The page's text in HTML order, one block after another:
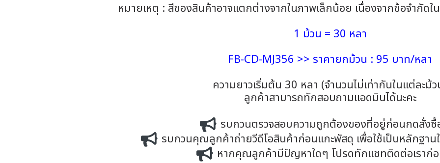
หมายเหตุ : สีของสินค้าอาจแตกต่างจากในภาพเล็กน้อย เนื่องจากข้อจำกัด
1 ม้วน = 30 หลา
FB-CD-MJ356 >> ราคายกม้วน : 95 บาท/หลา
ความยาวเริ่มต้น 30 หลา (จำนวนไม่เท่ากันในแต่ละม้
ลูกค้าสามารถทักสอบถามแอดมินได้นะคะ
รบกวนตรวจสอบความถูกต้องของที่อยู่ก่อนกดสั่งซื้
รบกวนคุณลูกค้าถ่ายวีดีโอสินค้าก่อนแกะพัสดุ เพื่อใช้เป็นหลักฐาน
หากคุณลูกค้ามีปัญหาใดๆ โปรดทักแชทติดต่อเราก่อ